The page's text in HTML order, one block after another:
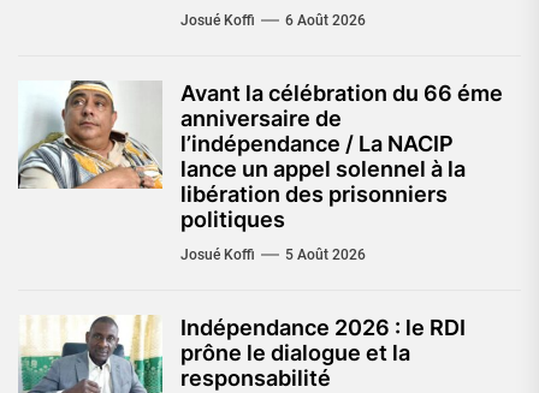
Josué Koffi 6 Août 2026
Avant la célébration du 66 éme
anniversaire de
l’indépendance / La NACIP
lance un appel solennel à la
libération des prisonniers
politiques
Josué Koffi 5 Août 2026
Indépendance 2026 : le RDI
prône le dialogue et la
responsabilité